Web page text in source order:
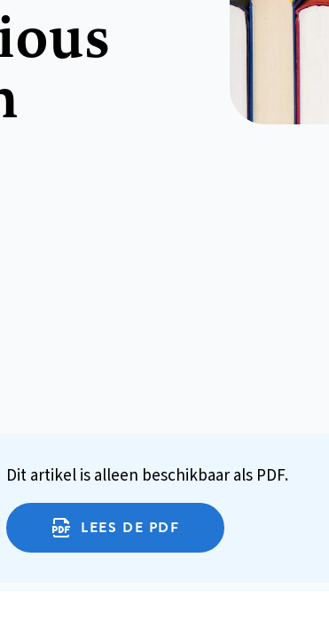
Dit artikel is alleen beschikbaar als PDF.
LEES DE PDF